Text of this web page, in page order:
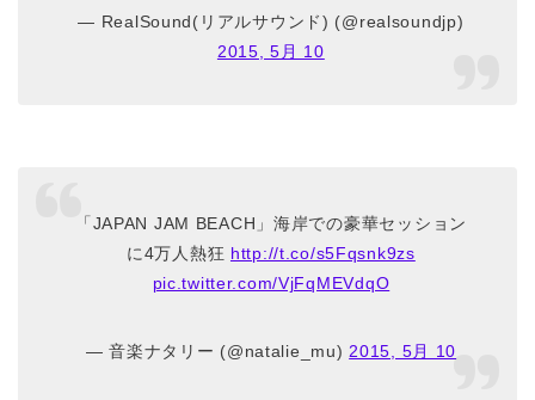
— RealSound(リアルサウンド) (@realsoundjp)
2015, 5月 10
「JAPAN JAM BEACH」海岸での豪華セッション
に4万人熱狂 http://t.co/s5Fqsnk9zs
pic.twitter.com/VjFqMEVdqO
— 音楽ナタリー (@natalie_mu) 2015, 5月 10